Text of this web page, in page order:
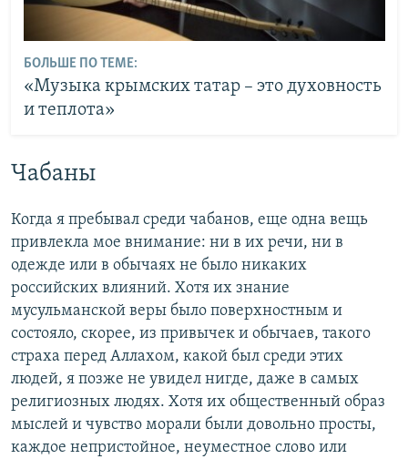
БОЛЬШЕ ПО ТЕМЕ:
«Музыка крымских татар – это духовность
и теплота»
Чабаны
Когда я пребывал среди чабанов, еще одна вещь
привлекла мое внимание: ни в их речи, ни в
одежде или в обычаях не было никаких
российских влияний. Хотя их знание
мусульманской веры было поверхностным и
состояло, скорее, из привычек и обычаев, такого
страха перед Аллахом, какой был среди этих
людей, я позже не увидел нигде, даже в самых
религиозных людях. Хотя их общественный образ
мыслей и чувство морали были довольно просты,
каждое непристойное, неуместное слово или